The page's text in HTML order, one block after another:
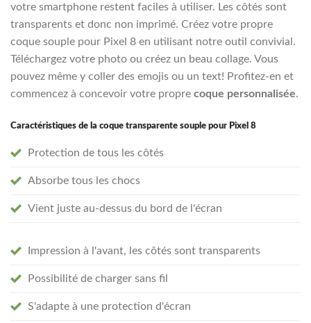
votre smartphone restent faciles à utiliser. Les côtés sont
transparents et donc non imprimé. Créez votre propre
coque souple pour Pixel 8 en utilisant notre outil convivial.
Téléchargez votre photo ou créez un beau collage. Vous
pouvez même y coller des emojis ou un text! Profitez-en et
commencez à concevoir votre propre coque personnalisée.
Caractéristiques de la coque transparente souple pour Pixel 8
Protection de tous les côtés
Absorbe tous les chocs
Vient juste au-dessus du bord de l'écran
Impression à l'avant, les côtés sont transparents
Possibilité de charger sans fil
S'adapte à une protection d'écran